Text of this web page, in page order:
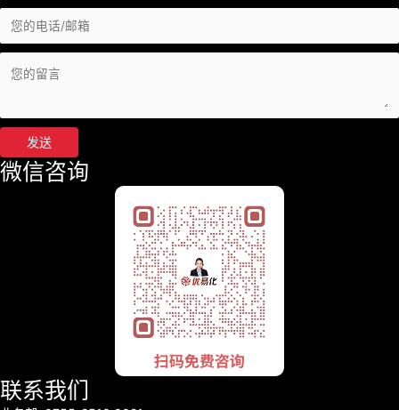
发送
微信咨询
联系我们